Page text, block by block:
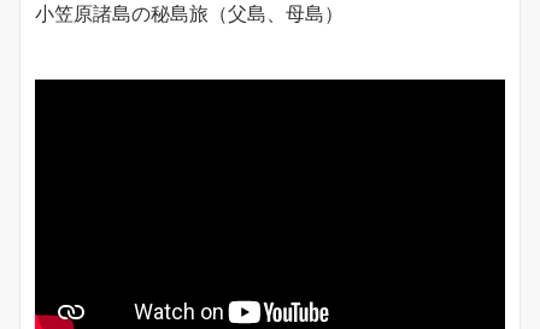
小笠原諸島の秘島旅（父島、母島）